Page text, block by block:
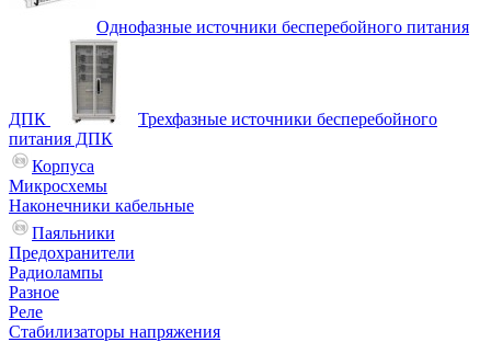
Однофазные источники бесперебойного питания
ДПК
Трехфазные источники бесперебойного
питания ДПК
Корпуса
Микросхемы
Наконечники кабельные
Паяльники
Предохранители
Радиолампы
Разное
Реле
Стабилизаторы напряжения